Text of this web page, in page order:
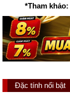
*Tham khảo:
Đặc tính nổi bật